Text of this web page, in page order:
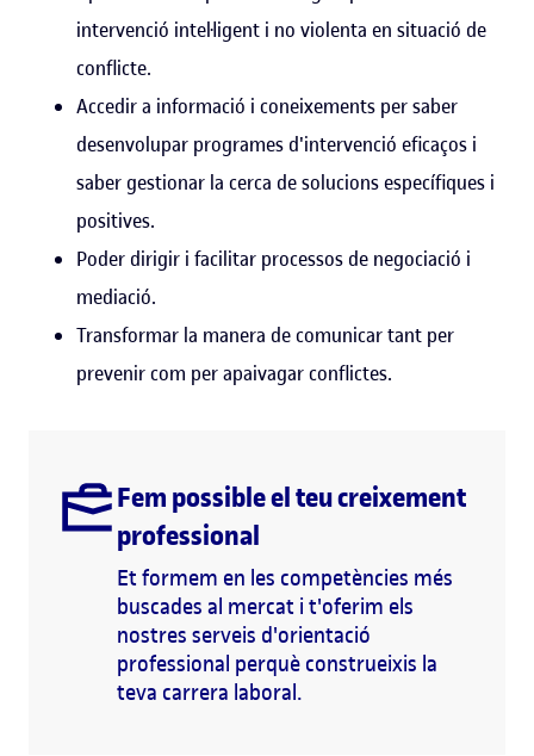
intervenció intel·ligent i no violenta en situació de
conflicte.
Accedir a informació i coneixements per saber
desenvolupar programes d'intervenció eficaços i
saber gestionar la cerca de solucions específiques i
positives.
Poder dirigir i facilitar processos de negociació i
mediació.
Transformar la manera de comunicar tant per
prevenir com per apaivagar conflictes.
Fem possible el teu creixement
professional
Et formem en les competències més
buscades al mercat i t'oferim els
nostres serveis d'orientació
professional perquè construeixis la
teva carrera laboral.